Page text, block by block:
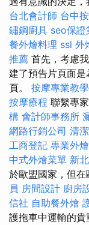
台北會計師 台中
鏽鋼廚具 seo保證
餐外燴料理 ssl 外
推薦 首先，考慮
建了預告片頁面
頁。 按摩專業教學
按摩療程 聯繫專
構 會計師事務所
網路行銷公司 清
工商登記 專業外
中式外燴菜單 新
於歐盟國家，但在
員 房間設計 廚房
信社 自助餐外燴
護拖車中運輸的